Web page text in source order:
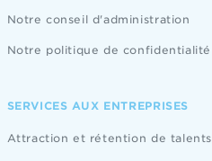
Notre conseil d'administration
Notre politique de confidentialité
SERVICES AUX ENTREPRISES
Attraction et rétention de talents